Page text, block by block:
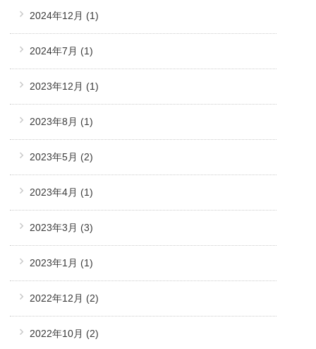
2024年12月 (1)
2024年7月 (1)
2023年12月 (1)
2023年8月 (1)
2023年5月 (2)
2023年4月 (1)
2023年3月 (3)
2023年1月 (1)
2022年12月 (2)
2022年10月 (2)